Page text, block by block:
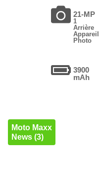
21-MP
1
Arrière
Appareil
Photo
3900
mAh
Moto Maxx
News (3)